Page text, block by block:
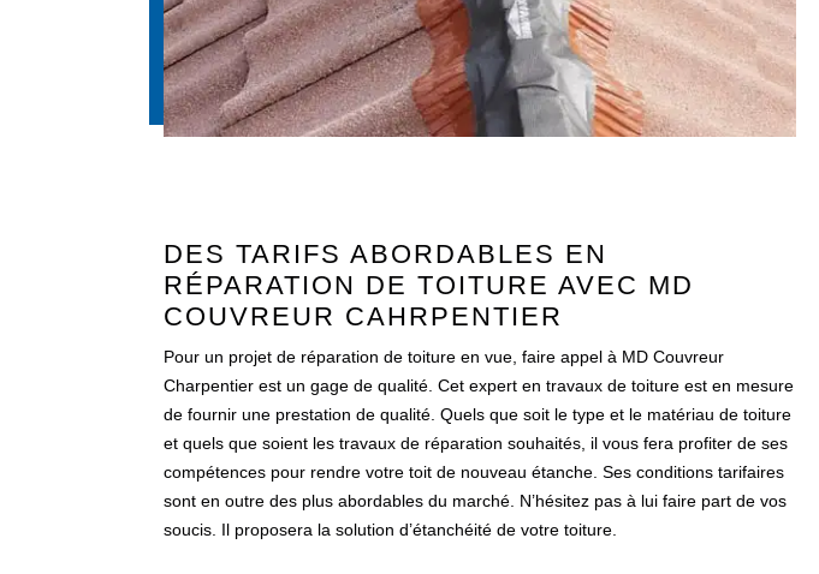
DES TARIFS ABORDABLES EN
RÉPARATION DE TOITURE AVEC MD
COUVREUR CAHRPENTIER
Pour un projet de réparation de toiture en vue, faire appel à MD Couvreur
Charpentier est un gage de qualité. Cet expert en travaux de toiture est en mesure
de fournir une prestation de qualité. Quels que soit le type et le matériau de toiture
et quels que soient les travaux de réparation souhaités, il vous fera profiter de ses
compétences pour rendre votre toit de nouveau étanche. Ses conditions tarifaires
sont en outre des plus abordables du marché. N’hésitez pas à lui faire part de vos
soucis. Il proposera la solution d’étanchéité de votre toiture.